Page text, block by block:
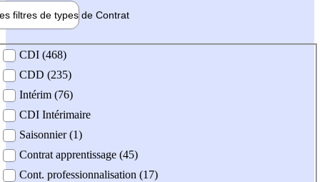
filtres de types de Contrat
contrat
CDI (468)
CDD (235)
Intérim (76)
CDI Intérimaire
Saisonnier (1)
Contrat apprentissage (45)
Cont. professionnalisation (17)